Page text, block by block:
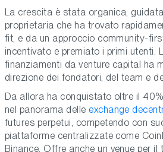
La crescita è stata organica,
proprietaria che ha trovato
fit, e da un approccio community-
incentivato e premiato i primi utenti.
finanziamenti da venture capital ha
direzione dei fondatori, del team e
Da allora ha conquistato oltre il
nel panorama delleexchange
futures perpetui, competendo con
piattaforme centralizzate come
Binance. Offre anche un venue per il